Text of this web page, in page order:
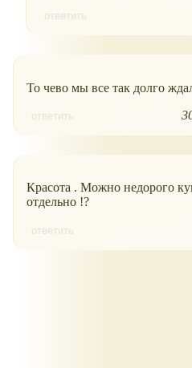
ответить
То чево мы все так долго
ответить
Красота . Можно недорого
отдельно !?
ответить